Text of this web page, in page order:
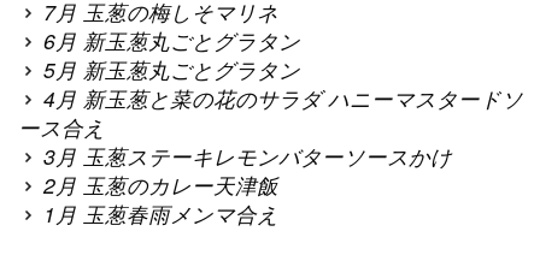
7月 玉葱の梅しそマリネ
6月 新玉葱丸ごとグラタン
5月 新玉葱丸ごとグラタン
4月 新玉葱と菜の花のサラダ ハニーマスタードソ
ース合え
3月 玉葱ステーキレモンバターソースかけ
2月 玉葱のカレー天津飯
1月 玉葱春雨メンマ合え